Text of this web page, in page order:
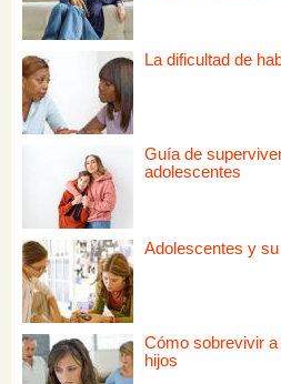
La dificultad de
Guía de
adolescentes
Adolescentes y
Cómo sobrevivir
hijos